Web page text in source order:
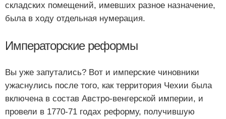
складских помещений, имевших разное назначение,
была в ходу отдельная нумерация.
Императорские реформы
Вы уже запутались? Вот и имперские чиновники
ужаснулись после того, как территория Чехии была
включена в состав Австро-венгерской империи, и
провели в 1770-71 годах реформу, получившую